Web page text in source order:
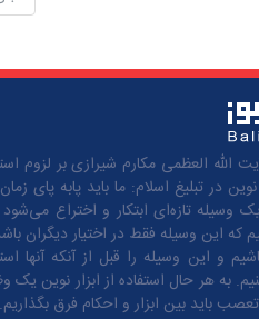
الله العظمی مکارم شیرازی بر لزوم
در تبلیغ اسلام: ما باید پابه پای
وسیله تازه‌ای ابتکار و اختراع
که این وسیله فقط در اختیار دیگران
و این وسیله را قبل از آنکه آنها
به هر حال استفاده از ابزار نوین یک
باید بین ابزار و احکام فرق بگذاریم.